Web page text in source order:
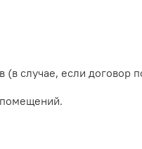
случае, если договор